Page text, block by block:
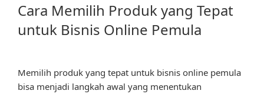
Cara Memilih Produk yang Tepat
untuk Bisnis Online Pemula
Memilih produk yang tepat untuk bisnis online pemula
bisa menjadi langkah awal yang menentukan